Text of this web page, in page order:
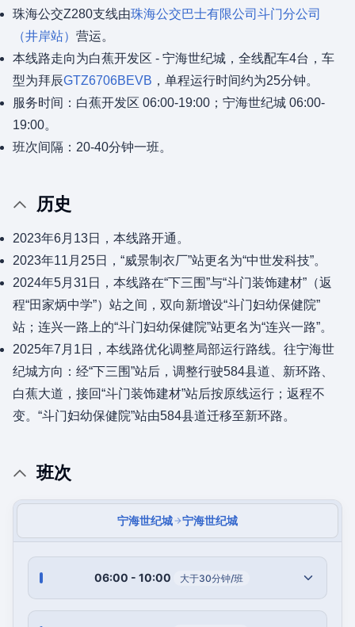
珠海公交Z280支线由珠海公交巴士有限公司 斗门分公司
（井岸站） 营运。
本线路走向为白蕉开发区 - 宁海世纪城，全线配车4台，车
型为拜辰GTZ6706BEVB ，单程运行时间约为25分钟。
服务时间：白蕉开发区 06:00-19:00；宁海世纪城 06:00-
19:00。
班次间隔：20-40分钟一班。
历史
2023年6月13日，本线路开通。
2023年11月25日，“威景制衣厂”站更名为“中世发科技”。
2024年5月31日，本线路在“下三围”与“斗门装饰建材”（返
程“田家炳中学”）站之间，双向新增设“斗门妇幼保健院”
站；连兴一路上的“斗门妇幼保健院”站更名为“连兴一路”。
2025年7月1日，本线路优化调整局部运行路线。往宁海世
纪城方向：经“下三围”站后，调整行驶584县道、新环路、
白蕉大道，接回“斗门装饰建材”站后按原线运行；返程不
变。“斗门妇幼保健院”站由584县道迁移至新环路。
班次
宁海世纪城 宁海世纪城
06:00 - 10:00 大于30分钟/班